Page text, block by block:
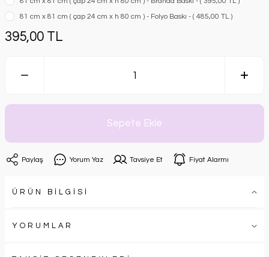
81 cm x 81 cm ( çap 24 cm x h 80 cm ) - Folyo Baskı - ( 485,00 TL )
395,00 TL
Sepete Ekle
Paylaş Yorum Yaz Tavsiye Et Fiyat Alarmı
ÜRÜN BİLGİSİ
YORUMLAR